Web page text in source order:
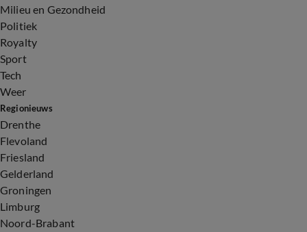
Milieu en Gezondheid
Politiek
Royalty
Sport
Tech
Weer
Regionieuws
Drenthe
Flevoland
Friesland
Gelderland
Groningen
Limburg
Noord-Brabant